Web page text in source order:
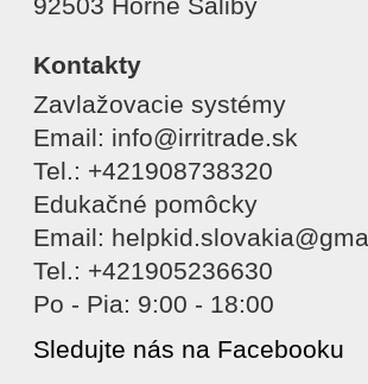
Kontakty
Zavlažovacie systémy
Email: info@irritrade.sk
Tel.: +421908738320
Edukačné pomôcky
Email:
Tel.: +421905236630
Po - Pia: 9:00 - 18:00
Sledujte nás na Facebooku